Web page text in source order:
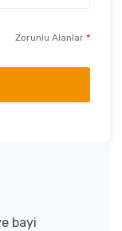
Zorunlu Alanlar *
bayi